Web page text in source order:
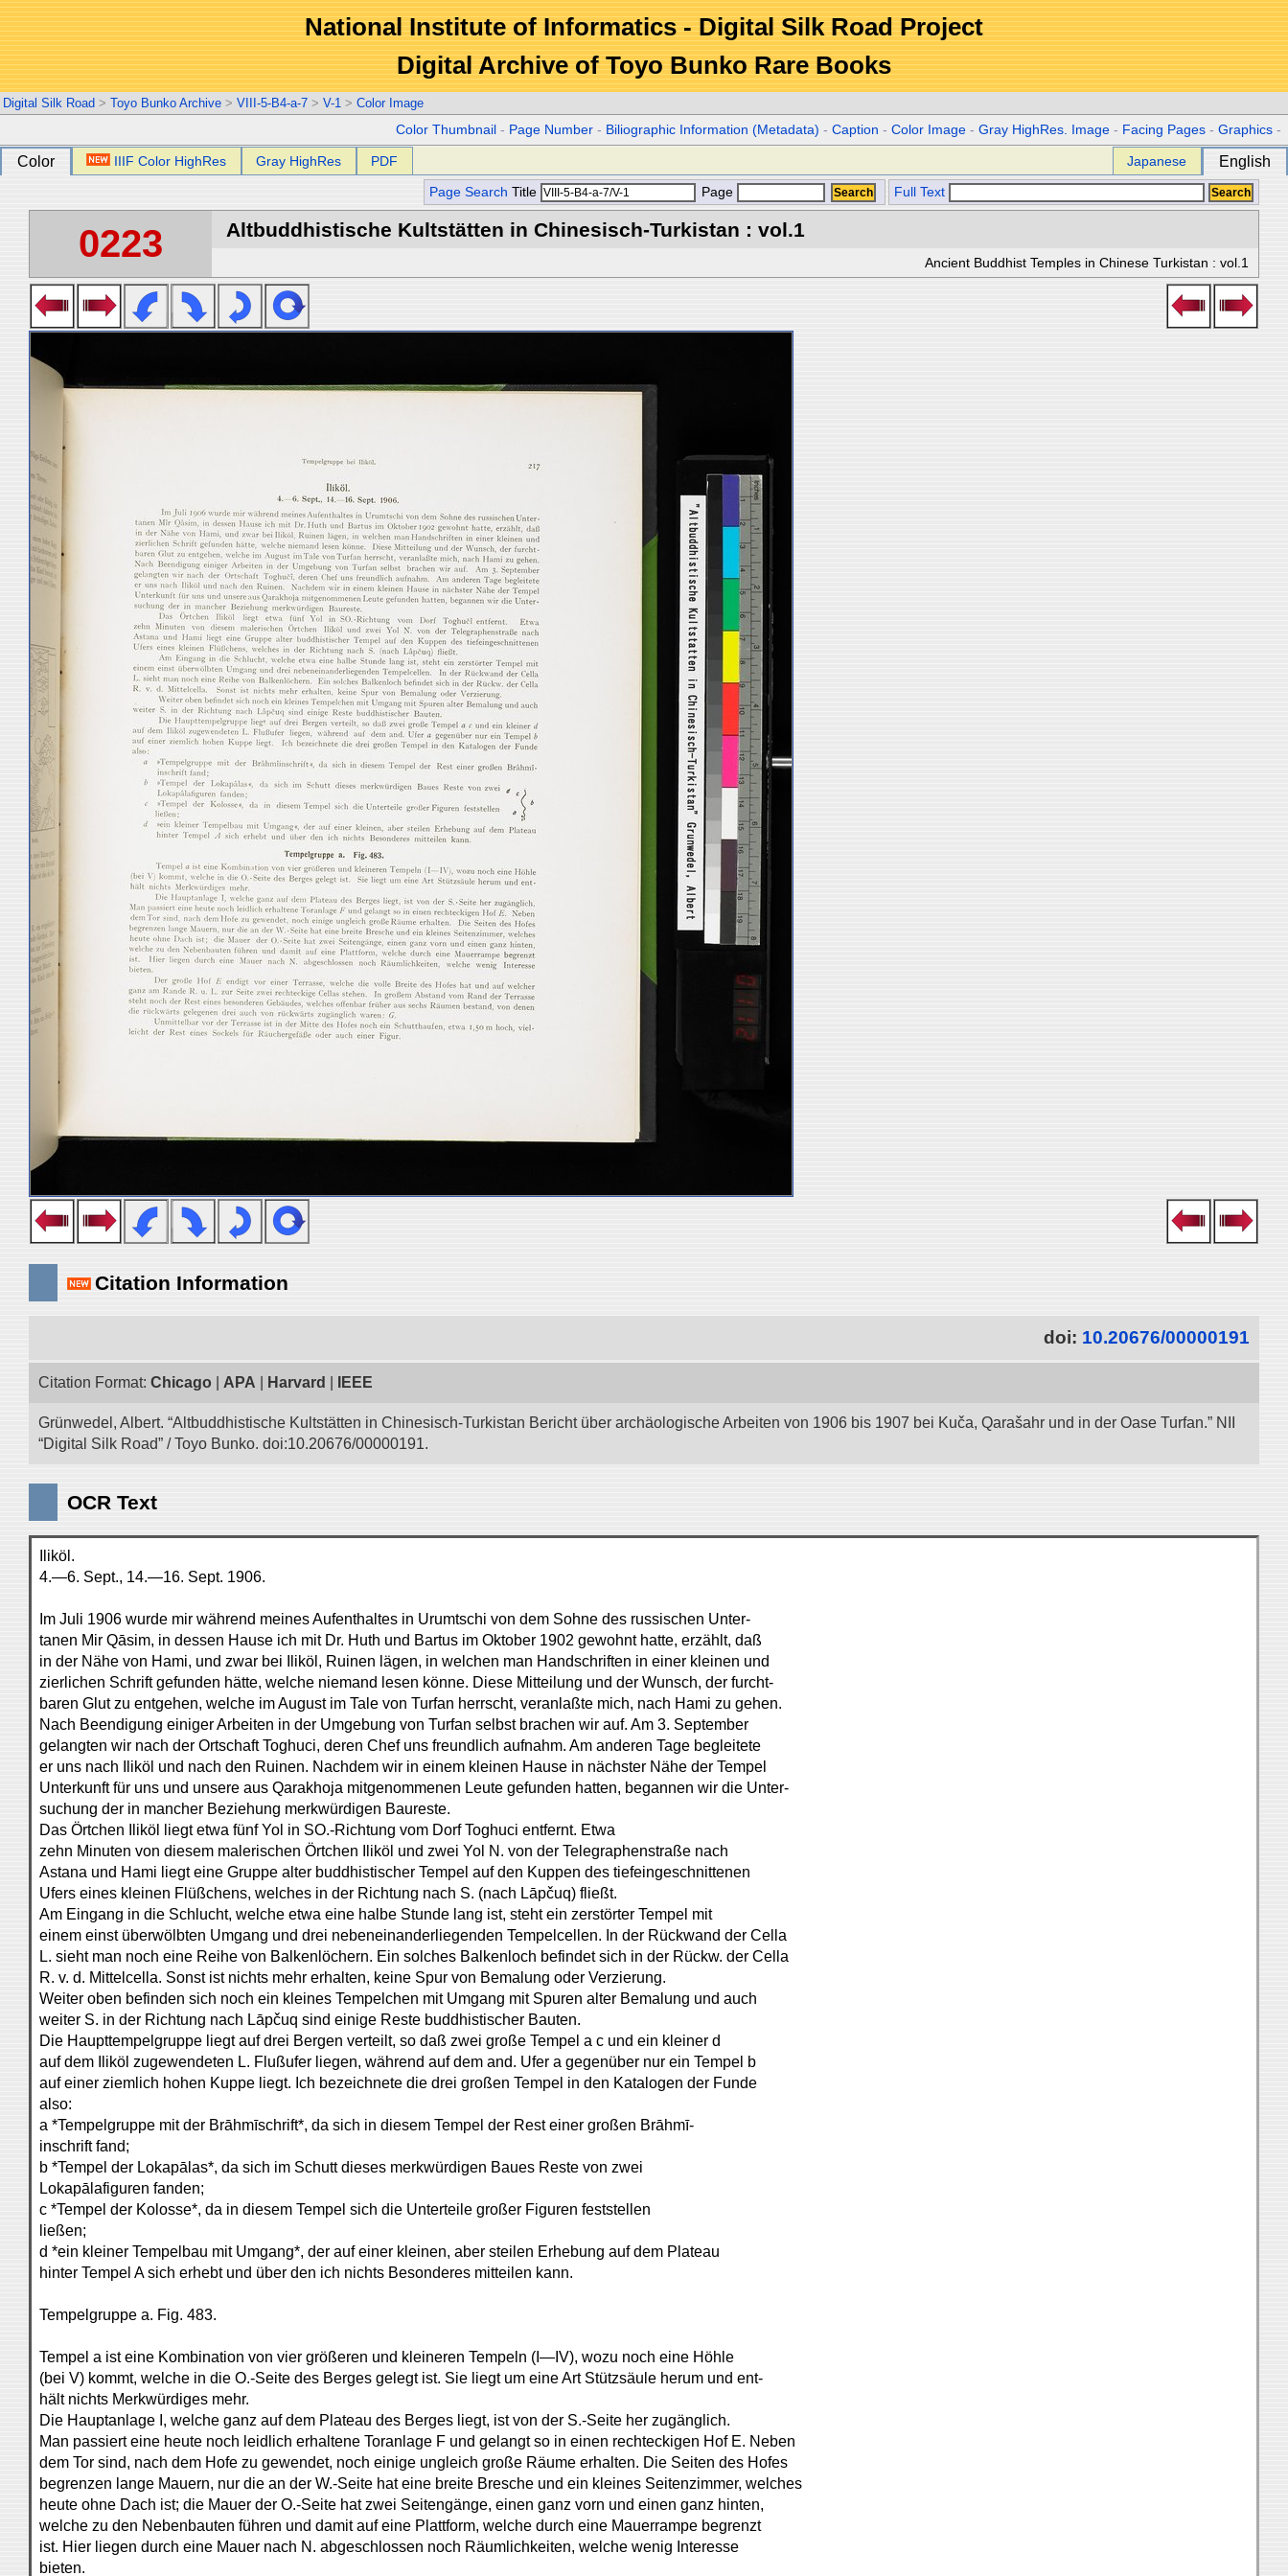
National Institute of Informatics - Digital Silk Road Project
Digital Archive of Toyo Bunko Rare Books
Digital Silk Road > Toyo Bunko Archive > VIII-5-B4-a-7 > V-1 > Color Image
Color Thumbnail - Page Number - Biliographic Information (Metadata) -Caption -Color Image -Gray HighRes. Image - Facing Pages -Graphics -
Color IIIF Color HighRes Gray HighRes PDF Japanese English
Page Search Title Page Full Text
0223 Altbuddhistische Kultstätten in Chinesisch-Turkistan : vol.1
Ancient Buddhist Temples in Chinese Turkistan : vol.1
Citation Information
doi: 10.20676/00000191
Citation Format: Chicago APA Harvard IEEE
Grünwedel, Albert. “Altbuddhistische Kultstätten in Chinesisch-Turkistan Bericht über archäologische Arbeiten von 1906 bis 1907 bei Kuča, Qarašahr und in der Oase Turfan.” NII
“Digital Silk Road” / Toyo Bunko. doi:10.20676/00000191.
OCR Text
Iliköl.
4.—6. Sept., 14.—16. Sept. 1906.
Im Juli 1906 wurde mir während meines Aufenthaltes in Urumtschi von dem Sohne des russischen Unter-
tanen Mir Qāsim, in dessen Hause ich mit Dr. Huth und Bartus im Oktober 1902 gewohnt hatte, erzählt, daß
in der Nähe von Hami, und zwar bei Iliköl, Ruinen lägen, in welchen man Handschriften in einer kleinen und
zierlichen Schrift gefunden hätte, welche niemand lesen könne. Diese Mitteilung und der Wunsch, der furcht-
baren Glut zu entgehen, welche im August im Tale von Turfan herrscht, veranlaßte mich, nach Hami zu gehen.
Nach Beendigung einiger Arbeiten in der Umgebung von Turfan selbst brachen wir auf. Am 3. September
gelangten wir nach der Ortschaft Toghuci, deren Chef uns freundlich aufnahm. Am anderen Tage begleitete
er uns nach Iliköl und nach den Ruinen. Nachdem wir in einem kleinen Hause in nächster Nähe der Tempel
Unterkunft für uns und unsere aus Qarakhoja mitgenommenen Leute gefunden hatten, begannen wir die Unter-
suchung der in mancher Beziehung merkwürdigen Baureste.
Das Örtchen Iliköl liegt etwa fünf Yol in SO.-Richtung vom Dorf Toghuci entfernt. Etwa
zehn Minuten von diesem malerischen Örtchen Iliköl und zwei Yol N. von der Telegraphenstraße nach
Astana und Hami liegt eine Gruppe alter buddhistischer Tempel auf den Kuppen des tiefeingeschnittenen
Ufers eines kleinen Flüßchens, welches in der Richtung nach S. (nach Lāpčuq) fließt.
Am Eingang in die Schlucht, welche etwa eine halbe Stunde lang ist, steht ein zerstörter Tempel mit
einem einst überwölbten Umgang und drei nebeneinanderliegenden Tempelcellen. In der Rückwand der Cella
L. sieht man noch eine Reihe von Balkenlöchern. Ein solches Balkenloch befindet sich in der Rückw. der Cella
R. v. d. Mittelcella. Sonst ist nichts mehr erhalten, keine Spur von Bemalung oder Verzierung.
Weiter oben befinden sich noch ein kleines Tempelchen mit Umgang mit Spuren alter Bemalung und auch
weiter S. in der Richtung nach Lāpčuq sind einige Reste buddhistischer Bauten.
Die Haupttempelgruppe liegt auf drei Bergen verteilt, so daß zwei große Tempel a c und ein kleiner d
auf dem Iliköl zugewendeten L. Flußufer liegen, während auf dem and. Ufer a gegenüber nur ein Tempel b
auf einer ziemlich hohen Kuppe liegt. Ich bezeichnete die drei großen Tempel in den Katalogen der Funde
also:
a *Tempelgruppe mit der Brāhmīschrift*, da sich in diesem Tempel der Rest einer großen Brāhmī-
inschrift fand;
b *Tempel der Lokapālas*, da sich im Schutt dieses merkwürdigen Baues Reste von zwei
Lokapālafiguren fanden;
c *Tempel der Kolosse*, da in diesem Tempel sich die Unterteile großer Figuren feststellen
ließen;
d *ein kleiner Tempelbau mit Umgang*, der auf einer kleinen, aber steilen Erhebung auf dem Plateau
hinter Tempel A sich erhebt und über den ich nichts Besonderes mitteilen kann.
Tempelgruppe a. Fig. 483.
Tempel a ist eine Kombination von vier größeren und kleineren Tempeln (I—IV), wozu noch eine Höhle
(bei V) kommt, welche in die O.-Seite des Berges gelegt ist. Sie liegt um eine Art Stützsäule herum und ent-
hält nichts Merkwürdiges mehr.
Die Hauptanlage I, welche ganz auf dem Plateau des Berges liegt, ist von der S.-Seite her zugänglich.
Man passiert eine heute noch leidlich erhaltene Toranlage F und gelangt so in einen rechteckigen Hof E. Neben
dem Tor sind, nach dem Hofe zu gewendet, noch einige ungleich große Räume erhalten. Die Seiten des Hofes
begrenzen lange Mauern, nur die an der W.-Seite hat eine breite Bresche und ein kleines Seitenzimmer, welches
heute ohne Dach ist; die Mauer der O.-Seite hat zwei Seitengänge, einen ganz vorn und einen ganz hinten,
welche zu den Nebenbauten führen und damit auf eine Plattform, welche durch eine Mauerrampe begrenzt
ist. Hier liegen durch eine Mauer nach N. abgeschlossen noch Räumlichkeiten, welche wenig Interesse
bieten.